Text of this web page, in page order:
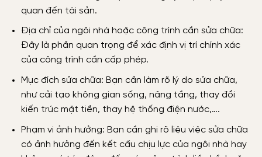
quan đến tài sản.
Địa chỉ của ngôi nhà hoặc công trình cần sửa chữa:
Đây là phần quan trọng để xác định vị trí chính xác
của công trình cần cấp phép.
Mục đích sửa chữa: Bạn cần làm rõ lý do sửa chữa,
như cải tạo không gian sống, nâng tầng, thay đổi
kiến trúc mặt tiền, thay hệ thống điện nước,….
Phạm vi ảnh hưởng: Bạn cần ghi rõ liệu việc sửa chữa
có ảnh hưởng đến kết cấu chịu lực của ngôi nhà hay